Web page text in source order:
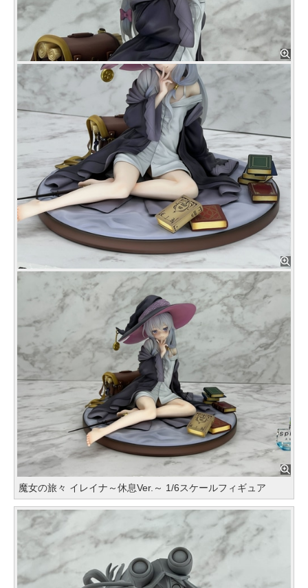
魔女の旅々 イレイナ～休息Ver.～ 1/6スケールフィギュア